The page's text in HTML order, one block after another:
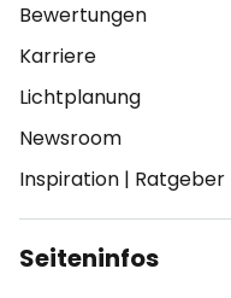
Bewertungen
Karriere
Lichtplanung
Newsroom
Inspiration | Ratgeber
Seiteninfos